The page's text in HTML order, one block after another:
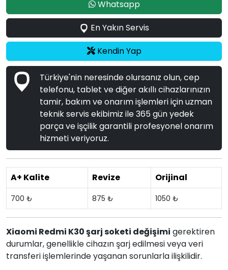
Whatsapp
En Yakın Servis
Kendin Yap
Türkiye'nin neresinde olursanız olun, cep
telefonu, tablet ve diğer akıllı cihazlarınızın
tamir, bakım ve onarım işlemleri için uzman
teknik servis ekibimiz ile 365 gün yedek
parça ve işçilik garantili profesyonel onarım
hizmeti veriyoruz.
A+ Kalite Revize Orijinal
700 ₺ 875 ₺ 1050 ₺
Xiaomi Redmi K30 şarj soketi değişimi gerektiren
durumlar, genellikle cihazın şarj edilmesi veya veri
transferi işlemlerinde yaşanan sorunlarla ilişkilidir.